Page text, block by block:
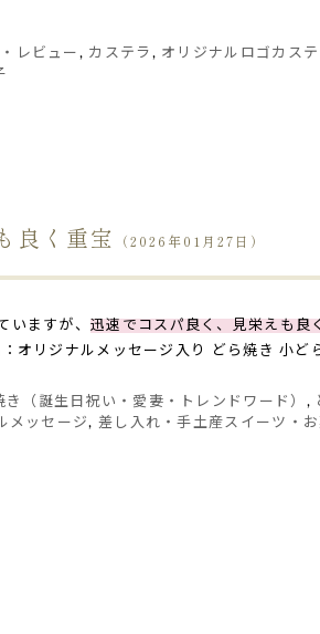
レビュー , カステラ , オリジナルロゴカス
良く重宝 （2026年01月27日）
いますが、迅速でコスパ良く、見栄えも良
オリジナルメッセージ入り どら焼き 小ど
（誕生日祝い・愛妻・トレンドワード） ,
メッセージ, 差し入れ・手土産スイーツ・お